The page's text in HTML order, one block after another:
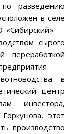
по разведению
в селе
—
сырого
переработкой
—
в
центр
инвестора,
этот
производство